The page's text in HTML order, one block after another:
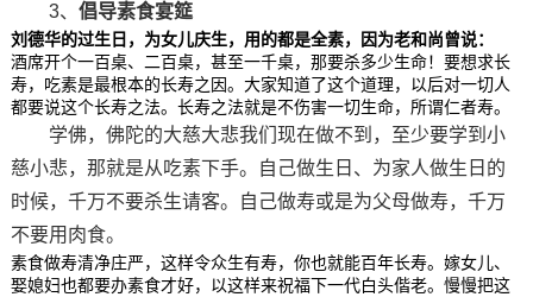
3、 倡导素食宴筵
刘德华的过生日，为女儿庆生，用的都是全素，因为老和尚曾说：
酒席开个一百桌、二百桌，甚至一千桌，那要杀多少生命！要想求长
寿，吃素是最根本的长寿之因。大家知道了这个道理，以后对一切人
都要说这个长寿之法。长寿之法就是不伤害一切生命，所谓仁者寿。
学佛，佛陀的大慈大悲我们现在做不到，至少要学到小
慈小悲，那就是从吃素下手。自己做生日、为家人做生日的
时候，千万不要杀生请客。自己做寿或是为父母做寿，千万
不要用肉食。
素食做寿清净庄严，这样令众生有寿，你也就能百年长寿。嫁女儿、
娶媳妇也都要办素食才好，以这样来祝福下一代白头偕老。慢慢把这